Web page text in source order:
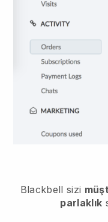
Blackbell sizi
parlaklık